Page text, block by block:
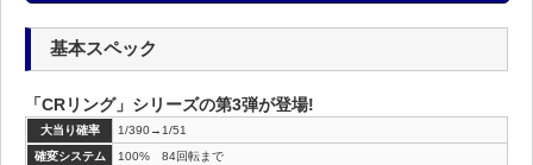
基本スペック
「CRリング」シリーズの第3弾が登場!
大当り確率
1/390→1/51
確変システム
100% 84回転まで